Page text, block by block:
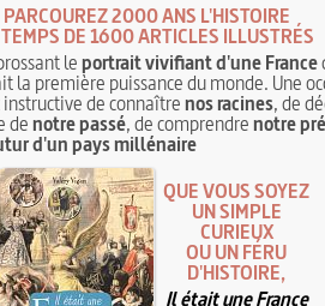
PARCOUREZ 2000 ANS L'HISTOIRE
DE 1600 ARTICLES ILLUSTRÉS
leportrait vivifiant d'une France
la première puissance du monde. Une
de connaîtrenos racines, de
denotre passé, de comprendrenotre
d'un pays millénaire
QUE VOUS SOYEZ
UN SIMPLE
CURIEUX
OU UN FÉRU
D'HISTOIRE,
Il était une France